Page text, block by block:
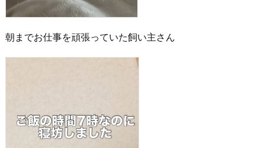
朝までお仕事を頑張っていた飼い主さん